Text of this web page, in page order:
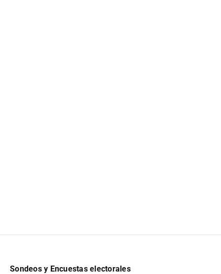
Sondeos y Encuestas electorales